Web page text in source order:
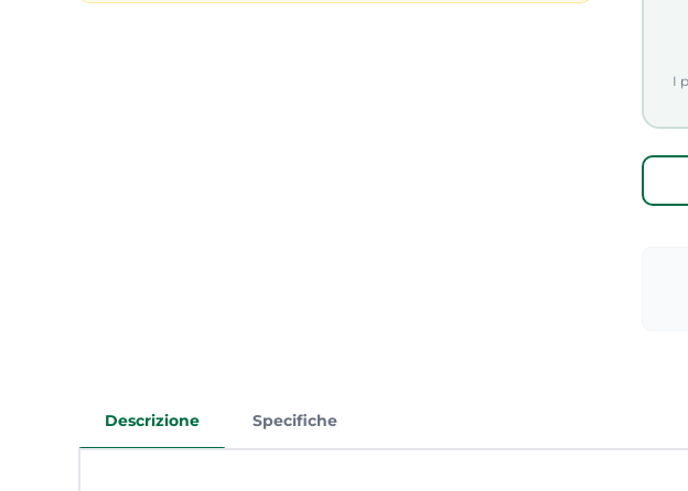
I
Descrizione Specifiche